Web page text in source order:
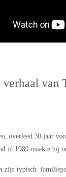
van
overleed 30 jaar
in 1989 maakte hij
zijn typisch: